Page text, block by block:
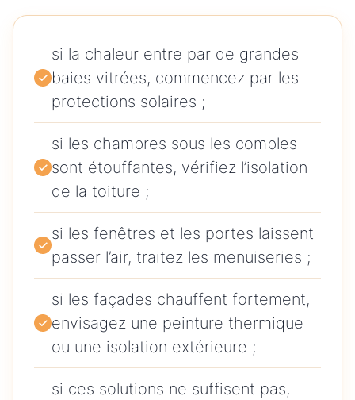
si la chaleur entre par de grandes
baies vitrées, commencez par les
protections solaires ;
si les chambres sous les combles
sont étouffantes, vérifiez l’isolation
de la toiture ;
si les fenêtres et les portes laissent
passer l’air, traitez les menuiseries ;
si les façades chauffent fortement,
envisagez une peinture thermique
ou une isolation extérieure ;
si ces solutions ne suffisent pas,